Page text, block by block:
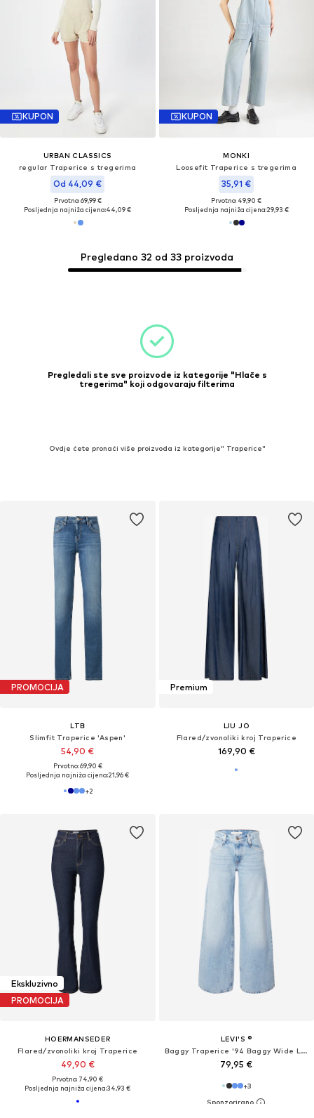
KUPON
URBAN CLASSICS
regular Traperice s tregerima
Od 44,09 €
Prvotno: 69,99 €
Posljednja najniža cijena:44,09 €
KUPON
MONKI
Loosefit Traperice s tregerima
35,91 €
Prvotno: 49,90 €
Posljednja najniža cijena:29,93 €
Pregledano 32 od 33 proizvoda
Pregledali ste sve proizvode iz kategorije "Hlače s
tregerima" koji odgovaraju filterima
Ovdje ćete pronaći više proizvoda iz kategorije" Traperice"
PROMOCIJA
LTB
Slimfit Traperice 'Aspen'
54,90 €
Prvotno: 69,90 €
Posljednja najniža cijena:21,96 €
+2
Premium
LIU JO
Flared/zvonoliki kroj Traperice
169,90 €
Ekskluzivno
PROMOCIJA
HOERMANSEDER
Flared/zvonoliki kroj Traperice
49,90 €
Prvotno: 74,90 €
Posljednja najniža cijena:34,93 €
LEVI'S ®
Baggy Traperice '94 Baggy Wide Leg Jeans'
79,95 €
+3